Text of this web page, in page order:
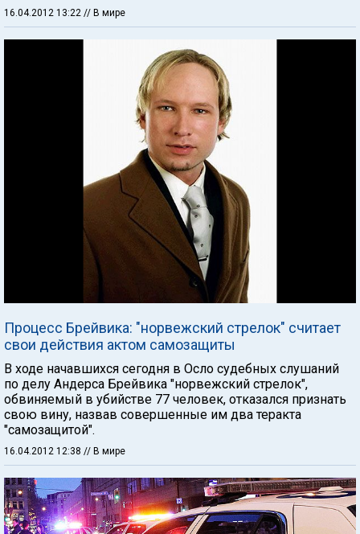
16.04.2012 13:22 // В мире
Процесс Брейвика: "норвежский стрелок" считает
свои действия актом самозащиты
В ходе начавшихся сегодня в Осло судебных слушаний
по делу Андерса Брейвика "норвежский стрелок",
обвиняемый в убийстве 77 человек, отказался признать
свою вину, назвав совершенные им два теракта
"самозащитой".
16.04.2012 12:38 // В мире